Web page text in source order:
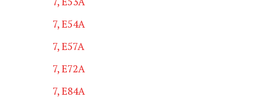
7, E54A
7, E57A
7, E72A
7, E84A